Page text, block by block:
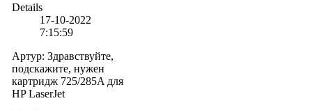
Details
17-10-2022
7:15:59
Артур: Здравствуйте,
подскажите, нужен
картридж 725/285A для
HP LaserJet